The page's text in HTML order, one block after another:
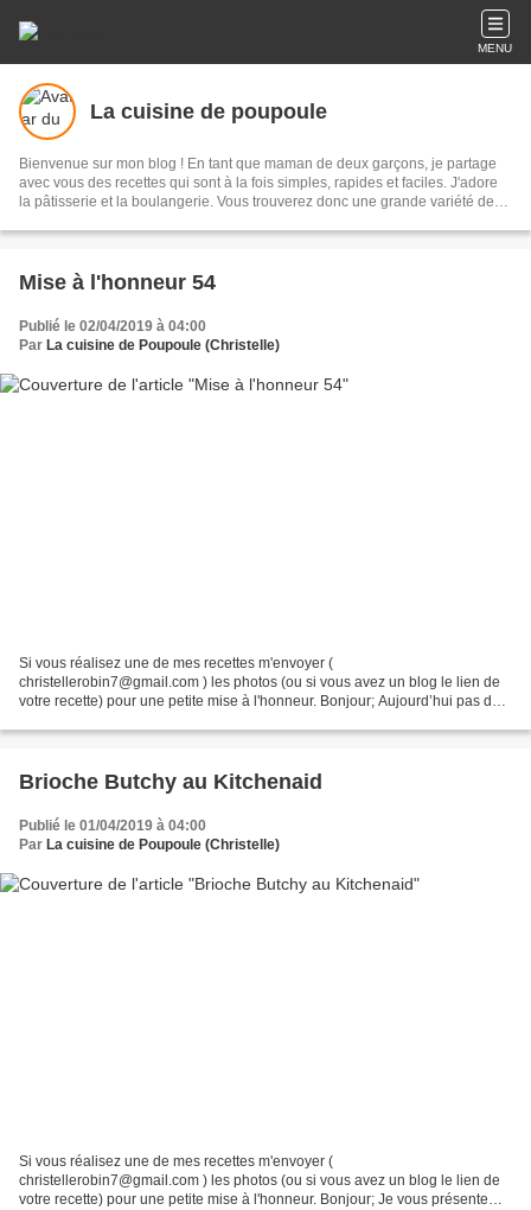
MENU
La cuisine de poupoule
Bienvenue sur mon blog ! En tant que maman de deux garçons, je partage
avec vous des recettes qui sont à la fois simples, rapides et faciles. J'adore
la pâtisserie et la boulangerie. Vous trouverez donc une grande variété de
robots de cuisine. Ma préférence va aux produits français, de saison, si
à la maison.
Mise à l'honneur 54
Publié le 02/04/2019 à 04:00
Par La cuisine de Poupoule (Christelle)
Si vous réalisez une de mes recettes m'envoyer (
christellerobin7@gmail.com ) les photos (ou si vous avez un blog le lien de
votre recette) pour une petite mise à l'honneur. Bonjour; Aujourd’hui pas de
Brioche Butchy au Kitchenaid
Publié le 01/04/2019 à 04:00
Par La cuisine de Poupoule (Christelle)
Si vous réalisez une de mes recettes m'envoyer (
christellerobin7@gmail.com ) les photos (ou si vous avez un blog le lien de
votre recette) pour une petite mise à l'honneur. Bonjour; Je vous présente